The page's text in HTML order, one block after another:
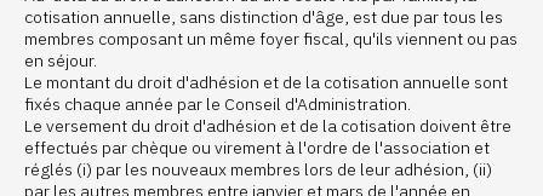
cotisation annuelle, sans distinction d'âge, est due par tous les
membres composant un même foyer fiscal, qu'ils viennent ou pas
en séjour.
Le montant du droit d'adhésion et de la cotisation annuelle sont
fixés chaque année par le Conseil d'Administration.
Le versement du droit d'adhésion et de la cotisation doivent être
effectués par chèque ou virement à l'ordre de l'association et
réglés (i) par les nouveaux membres lors de leur adhésion, (ii)
par les autres membres entre janvier et mars de l'année en